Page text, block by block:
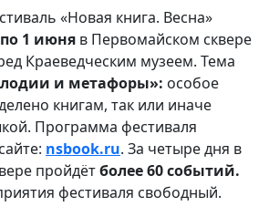
«Новая книга. Весна»
1 июня в Первомайском сквере
Краеведческим музеем. Тема
и метафоры»: особое
книгам, так или иначе
Программа фестиваля
nsbook.ru. За четыре дня в
пройдётболее 60 событий.
фестиваля свободный.